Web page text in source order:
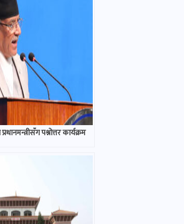
पश्नोत्तर कार्यक्रम